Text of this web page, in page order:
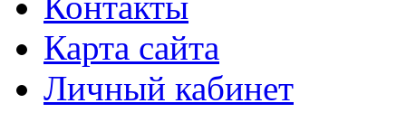
Карта сайта
Личный кабинет